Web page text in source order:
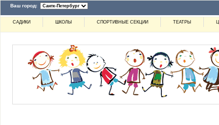
Ваш город:
САДИКИ ШКОЛЫ СПОРТИВНЫЕ СЕКЦИИ ТЕАТРЫ